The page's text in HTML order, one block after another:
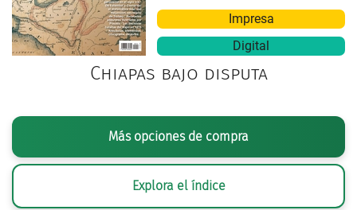
Impresa
Digital
Chiapas bajo disputa
Más opciones de compra
Explora el índice